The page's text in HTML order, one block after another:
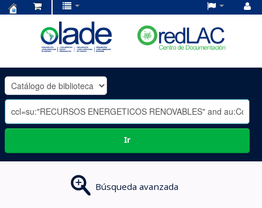
OLADE
-
Ir
Búsqueda avanzada